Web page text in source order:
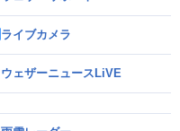
ライブカメラ
ウェザーニュースLiVE